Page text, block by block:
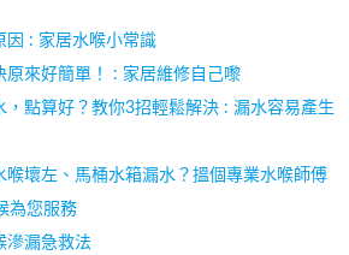
因 : 家居水喉小常識
原來好簡單！ : 家居維修自己嚟
，點算好？教你3招輕鬆解決 : 漏水容易產生
喉壞左、馬桶水箱漏水？搵個專業水喉師傅
為您服務
滲漏急救法